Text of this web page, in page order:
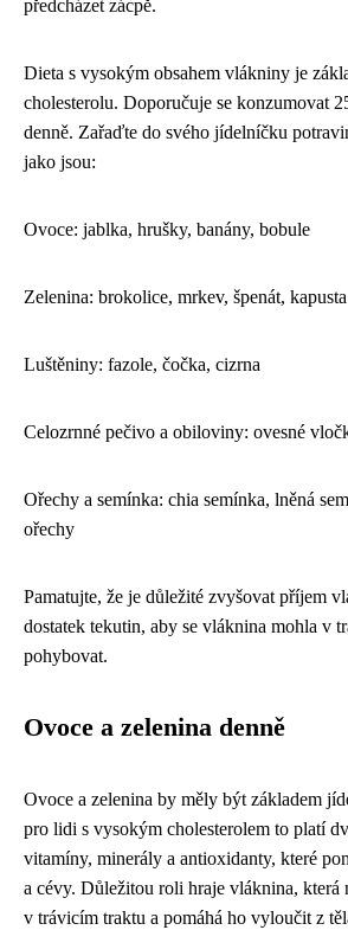
předcházet zácpě.
Dieta s vysokým obsahem vlákniny je
cholesterolu. Doporučuje se konzumovat
denně. Zařaďte do svého jídelníčku
jako jsou:
Ovoce: jablka, hrušky, banány, bobule
Zelenina: brokolice, mrkev, špenát, kapusta
Luštěniny: fazole, čočka, cizrna
Celozrnné pečivo a obiloviny: ovesné
Ořechy a semínka: chia semínka, lněná
ořechy
Pamatujte, že je důležité zvyšovat příjem
dostatek tekutin, aby se vláknina mohla v
pohybovat.
Ovoce a zelenina denně
Ovoce a zelenina by měly být základem
pro lidi s vysokým cholesterolem to platí
vitamíny, minerály a antioxidanty, které
a cévy. Důležitou roli hraje vláknina, která
v trávicím traktu a pomáhá ho vyloučit z